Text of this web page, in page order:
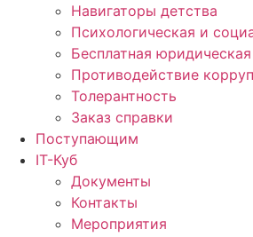
Навигаторы детства
Психологическая и
Бесплатная
Противодействие
Толерантность
Заказ справки
Поступающим
IT-Куб
Документы
Контакты
Мероприятия